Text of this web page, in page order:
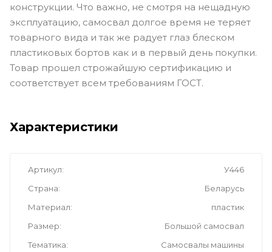
конструкции. Что важно, не смотря на нещадную
эксплуатацию, самосвал долгое время не теряет
товарного вида и так же радует глаз блеском
пластиковых бортов как и в первый день покупки.
Товар прошел строжайшую сертификацию и
соответствует всем требованиям ГОСТ.
Характеристики
Артикул
У446
Страна
Беларусь
Материал
пластик
Размер
Большой самосвал
Тематика
Самосвалы машины